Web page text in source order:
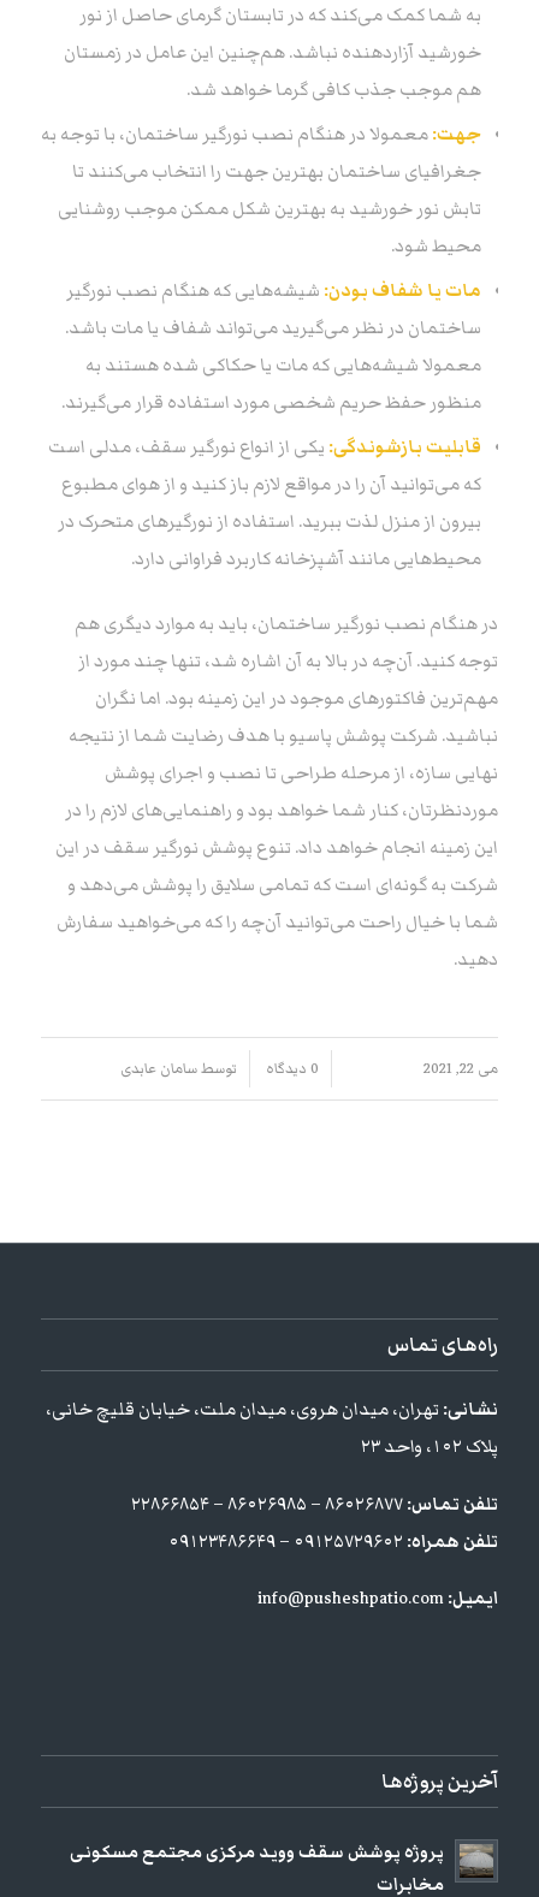
به شما کمک می‌کند که در تابستان گرمای حاصل از نور
خورشید آزاردهنده نباشد. هم‌چنین این عامل در زمستان
هم موجب جذب کافی گرما خواهد شد.
جهت:معمولا در هنگام نصب نورگیر ساختمان، با توجه به
جغرافیای ساختمان بهترین جهت را انتخاب می‌کنند تا
تابش نور خورشید به بهترین شکل ممکن موجب روشنایی
محیط شود.
مات یا شفاف بودن: شیشه‌هایی که هنگام نصب نورگیر
ساختمان در نظر می‌گیرید می‌تواند شفاف یا مات باشد.
معمولا شیشه‌هایی که مات یا حکاکی شده هستند به
منظور حفظ حریم شخصی مورد استفاده قرار می‌گیرند.
قابلیت بازشوندگی: ‌ یکی از انواع نورگیر سقف، مدلی است
که می‌توانید آن را در مواقع لازم باز کنید و از هوای مطبوع
بیرون از منزل لذت ببرید. استفاده از نورگیرهای متحرک در
محیط‌هایی مانند آشپزخانه کاربرد فراوانی دارد.
در هنگام نصب نورگیر ساختمان، باید به موارد دیگری هم
توجه کنید. آن‌چه در بالا به آن اشاره شد، تنها چند مورد از
مهم‌ترین فاکتورهای موجود در این زمینه بود. اما نگران
نباشید. شرکت پوشش پاسیو با هدف رضایت شما از نتیجه
نهایی سازه، از مرحله طراحی تا نصب و اجرای پوشش
موردنظرتان، کنار شما خواهد بود و راهنمایی‌های لازم را در
این زمینه انجام خواهد داد. تنوع پوشش نورگیر سقف در این
شرکت به گونه‌ای است که تمامی سلایق را پوشش می‌دهد و
شما با خیال راحت می‌توانید آن‌چه را که می‌خواهید سفارش
دهید.
می 22, 2021 0 دیدگاه توسطسامان عابدی
راه‌های تماس
نشانی: تهران، میدان هروی، میدان ملت، خیابان قلیچ خانی،
پلاک ۱۰۲، واحد ۲۳
تلفن تماس:
تلفن همراه: ۰۹۱۲۵۷۲۹۶۰۲ – ۰۹۱۲۳۴۸۶۶۴۹
ایمیل:info@pusheshpatio.com
آخرین پروژه‌ها
پروژه پوشش سقف ووید مرکزی مجتمع مسکونی
مخابرات